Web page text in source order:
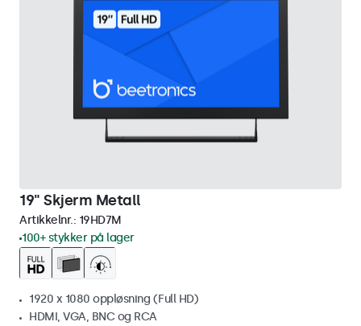
19" Skjerm Metall
Artikkelnr.: 19HD7M
100+ stykker på lager
1920 x 1080 oppløsning (Full HD)
HDMI, VGA, BNC og RCA